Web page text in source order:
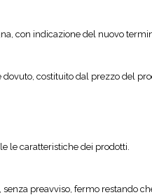
con indicazione del nuovo
costituito dal prezzo del
le caratteristiche dei prodotti.
preavviso, fermo restando